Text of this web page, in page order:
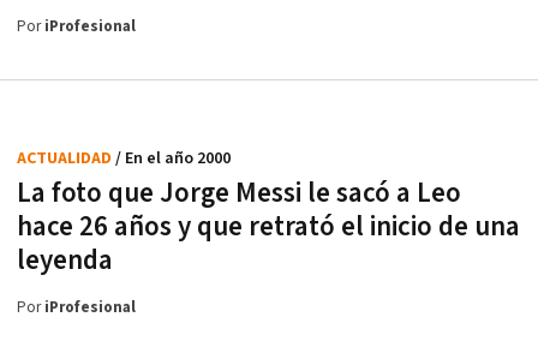
PoriProfesional
La foto que Jorge Messi le sacó a Leo
hace 26 años y que retrató el inicio de una
leyenda
ACTUALIDAD / En el año 2000
PoriProfesional